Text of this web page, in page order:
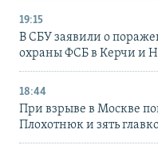
19:15
В СБУ заявили о
охраны ФСБ в Керчи и
18:44
При взрыве в Москве
Плохотнюк и зять